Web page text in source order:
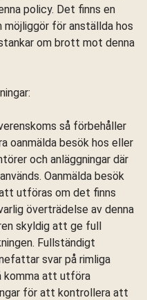
policy. Det finns en
för anställda hos
om brott mot denna
så förbehåller
oanmälda besök hos eller
och anläggningar där
Oanmälda besök
utföras om det finns
överträdelse av denna
skyldig att ge full
Fullständigt
svar på rimliga
komma att utföra
för att kontrollera att